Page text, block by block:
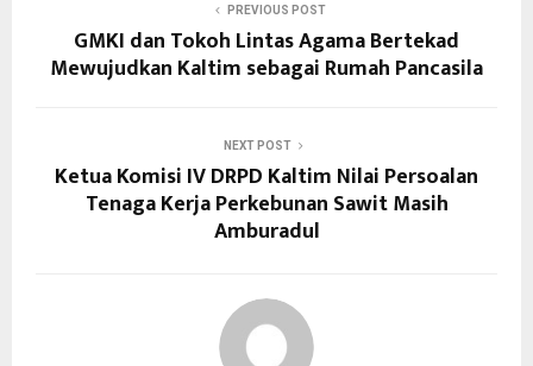
PREVIOUS POST
GMKI dan Tokoh Lintas Agama Bertekad
Mewujudkan Kaltim sebagai Rumah Pancasila
NEXT POST
Ketua Komisi IV DRPD Kaltim Nilai Persoalan
Tenaga Kerja Perkebunan Sawit Masih
Amburadul